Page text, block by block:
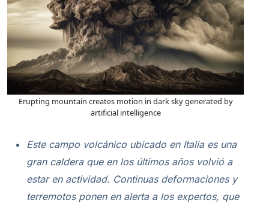
Erupting mountain creates motion in dark sky generated by
artificial intelligence
Este campo volcánico ubicado en Italia es una
gran caldera que en los últimos años volvió a
estar en actividad. Continuas deformaciones y
terremotos ponen en alerta a los expertos, que